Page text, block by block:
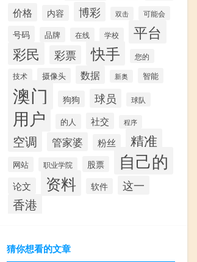
价格
内容 博彩 双击 可能会
号码 品牌 在线 学校 平台
彩民 彩票 快手
您的
技术
摄像头 数据 新奥 智能
澳门 狗狗 球员 球队
用户 的人 社交 程序
空调 管家婆 粉丝 精准
网站 职业学院 股票 自己的
论文 资料 软件 这一
香港
猜你想看的文章